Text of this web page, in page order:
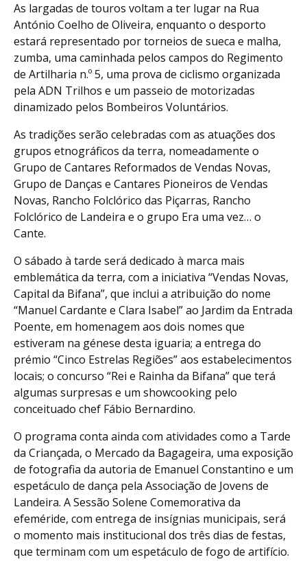
As largadas de touros voltam a ter lugar na Rua
António Coelho de Oliveira, enquanto o desporto
estará representado por torneios de sueca e malha,
zumba, uma caminhada pelos campos do Regimento
de Artilharia n.º 5, uma prova de ciclismo organizada
pela ADN Trilhos e um passeio de motorizadas
dinamizado pelos Bombeiros Voluntários.
As tradições serão celebradas com as atuações dos
grupos etnográficos da terra, nomeadamente o
Grupo de Cantares Reformados de Vendas Novas,
Grupo de Danças e Cantares Pioneiros de Vendas
Novas, Rancho Folclórico das Piçarras, Rancho
Folclórico de Landeira e o grupo Era uma vez… o
Cante.
O sábado à tarde será dedicado à marca mais
emblemática da terra, com a iniciativa “Vendas Novas,
Capital da Bifana”, que inclui a atribuição do nome
“Manuel Cardante e Clara Isabel” ao Jardim da Entrada
Poente, em homenagem aos dois nomes que
estiveram na génese desta iguaria; a entrega do
prémio “Cinco Estrelas Regiões” aos estabelecimentos
locais; o concurso “Rei e Rainha da Bifana” que terá
algumas surpresas e um showcooking pelo
conceituado chef Fábio Bernardino.
O programa conta ainda com atividades como a Tarde
da Criançada, o Mercado da Bagageira, uma exposição
de fotografia da autoria de Emanuel Constantino e um
espetáculo de dança pela Associação de Jovens de
Landeira. A Sessão Solene Comemorativa da
efeméride, com entrega de insígnias municipais, será
o momento mais institucional dos três dias de festas,
que terminam com um espetáculo de fogo de artifício.